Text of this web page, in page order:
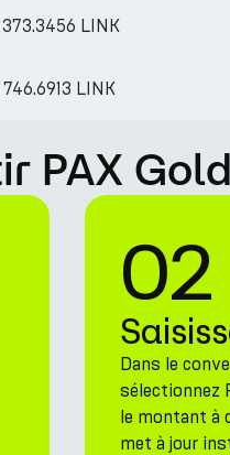
LINK
LINK
PAX
02
Dans le
sélectionnez
le montant à
met à jour